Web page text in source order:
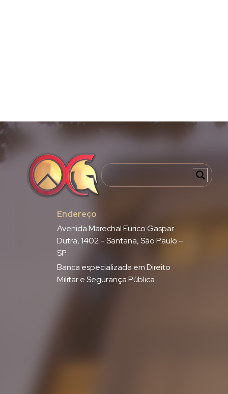
Endereço
Avenida Marechal Eurico Gaspar
Dutra, 1402 – Santana, São Paulo –
SP
Banca especializada em Direito
Militar e Segurança Pública